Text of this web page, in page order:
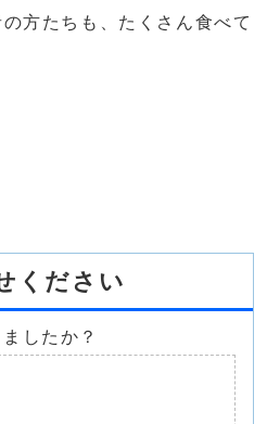
方たちも、たくさん食べて
ください
したか？